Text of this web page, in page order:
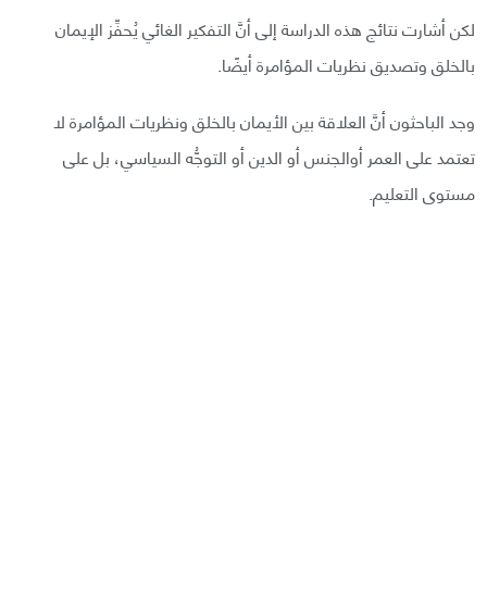
لكن أشارت نتائج هذه الدراسة إلى أنَّ التفكير الغائي يُحفِّز الإيمان
بالخلق وتصديق نظريات المؤامرة أيضًا.
وجد الباحثون أنَّ العلاقة بين الأيمان بالخلق ونظريات المؤامرة لا
تعتمد على العمر أوالجنس أو الدين أو التوجُّه السياسي، بل على
مستوى التعليم.